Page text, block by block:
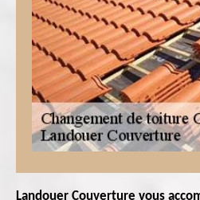
Landouer Couverture vous